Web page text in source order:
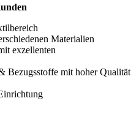
Materialien
exzellenten
Bezugsstoffe mit hoher Qualität